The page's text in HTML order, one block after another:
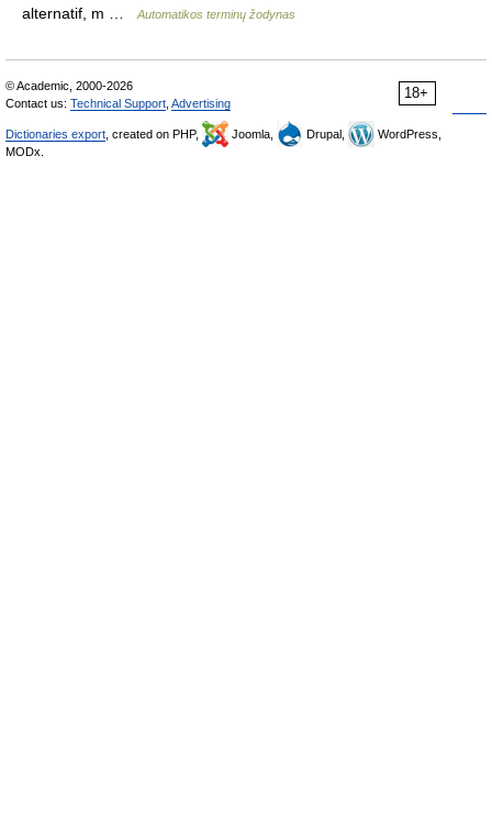
alternatif, m …
Automatikos terminų žodynas
18+
© Academic, 2000-2026
Contact us: Technical Support Advertising
Dictionaries export , created on PHP, Joomla, Drupal,
WordPress,
MODx.